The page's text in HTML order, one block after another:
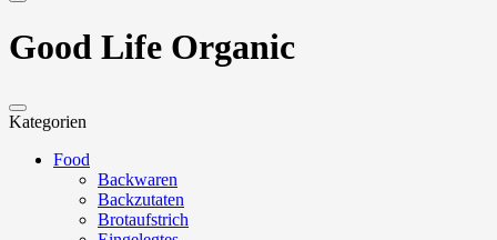
Good Life Organic
Kategorien
Food
Backwaren
Backzutaten
Brotaufstrich